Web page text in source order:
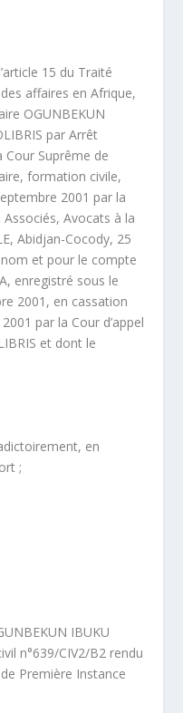
15 du Traité
affaires en Afrique,
OGUNBEKUN
par Arrêt
Cour Suprême de
formation civile,
2001 par la
Associés, Avocats à la
Abidjan-Cocody, 25
et pour le compte
enregistré sous le
2001, en cassation
par la Cour d’appel
et dont le
en
;
IBUKU
n°639/CIV2/B2 rendu
Première Instance